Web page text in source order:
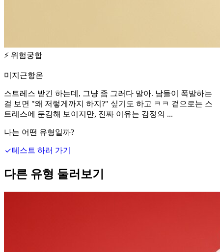
⚡ 위험궁합
미지근항온
스트레스 받긴 하는데, 그냥 좀 그러다 말아. 남들이 폭발하는
걸 보면 "왜 저렇게까지 하지?" 싶기도 하고 ㅋㅋ 겉으로는 스
트레스에 둔감해 보이지만, 진짜 이유는 감정의 ...
나는 어떤 유형일까?
테스트 하러 가기
다른 유형 둘러보기